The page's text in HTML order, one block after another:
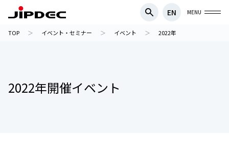
EN MENU
TOP イベント・セミナー イベント 2022年
2022年開催イベント